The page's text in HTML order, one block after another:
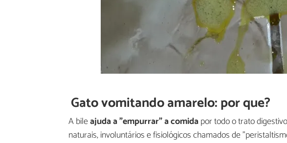
Gato vomitando amarelo: por que?
A bileajuda a "empurrar" a comidapor todo o trato
naturais, involuntários e fisiológicos chamados de